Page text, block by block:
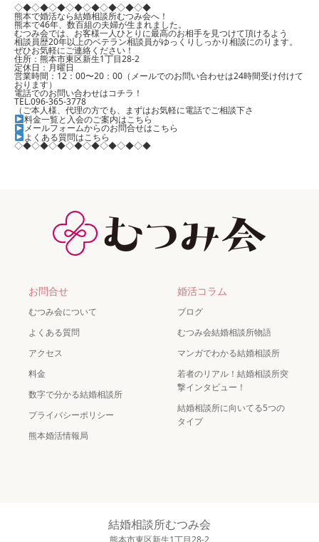
◇◆◇◆◇◆◇◆◇◆◇◆◇◆◇◆
熊本で婚活なら結婚相談所むつみ会へ！
熊本で46年、数百組の夫婦が生まれました。
むつみ会では、お客様一人ひとりに最高のお相手を見つけて頂けるよう
相談員歴20年以上のベテラン相談員がゆっくりしっかり相談にのります。
ぜひお気軽にご連絡ください！
住所：熊本市東区新生1丁目28-2
定休日：月曜日
営業時間：12：00〜20：00（メールでのお問い合わせは24時間受け付けて
おります）
電話でのお問い合わせはコチラ！
TEL.096-365-3778
（ご本人様、代理の方でも、まずはお気軽に電話でご相談下さ
料金一覧と入会のご案内はこちら
メールフォームからのお問合せはこちら
よくある質問はこちら
◇◆◇◆◇◆◇◆◇◆◇◆◇◆◇◆
お問合せ
むつみ会について
よくある質問
アクセス
料金
数字で分かる結婚相談所
プライバシーポリシー
熊本婚活情報局
婚活コラム
ブログ
むつみ会結婚相談所物語
マンガでわかる結婚相談所
若者のリアル！結婚相談所突
撃インタビュー！
結婚相談所に向いてる5つの
タイプ
結婚相談所むつみ会